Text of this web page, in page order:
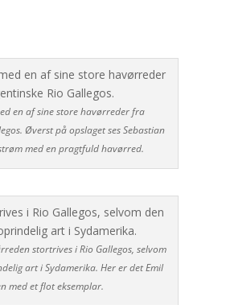
en af sine store havørreder fra
Øverst på opslaget ses Sebastian
med en pragtfuld havørred.
i Rio Gallegos, selvom
art i Sydamerika. Her er det Emil
med et flot eksemplar.